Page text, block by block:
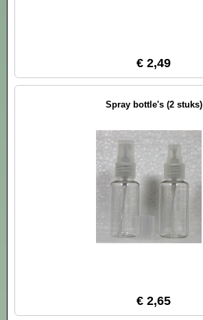
€ 2,49
Spray bottle's (2 stuks)
€ 2,65